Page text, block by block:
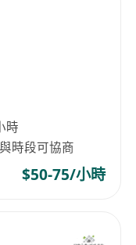
時
時段可協商
$50-75/小時